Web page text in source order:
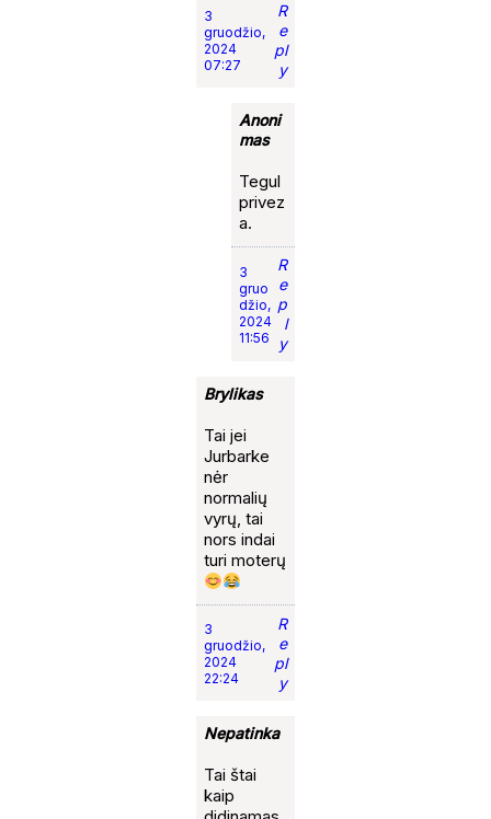
3
gruodžio,
2024
07:27
R
e
pl
y
Anoni
mas
Tegul
privez
a.
3
gruo
džio,
2024
11:56
R
e
p
l
y
Brylikas
Tai jei
Jurbarke
nėr
normalių
vyrų, tai
nors indai
turi moterų
3
gruodžio,
2024
22:24
R
e
pl
y
Nepatinka
Tai štai
kaip